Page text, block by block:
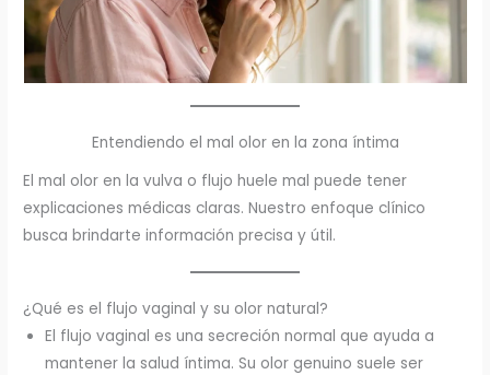
Entendiendo el mal olor en la zona íntima
El mal olor en la vulva o flujo huele mal puede tener
explicaciones médicas claras. Nuestro enfoque clínico
busca brindarte información precisa y útil.
¿Qué es el flujo vaginal y su olor natural?
El flujo vaginal es una secreción normal que ayuda a
mantener la salud íntima. Su olor genuino suele ser